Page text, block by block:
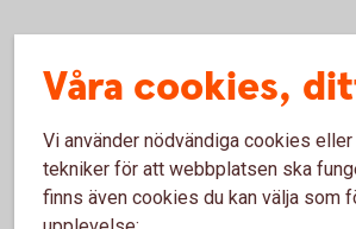
Företagande
Vi analyserar hur omvärlden på olika
över hur Sveriges företag mår.
Företagande
Våra cookies,
Vi använder nödvändiga cookies
tekniker för att webbplatsen ska
finns även cookies du kan välja som